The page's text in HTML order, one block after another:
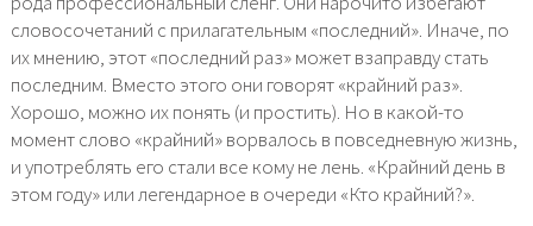
словосочетаний с прилагательным «последний». Иначе, по
их мнению, этот «последний раз» может взаправду стать
последним. Вместо этого они говорят «крайний раз».
Хорошо, можно их понять (и простить). Но в какой-то
момент слово «крайний» ворвалось в повседневную жизнь,
и употреблять его стали все кому не лень. «Крайний день в
этом году» или легендарное в очереди «Кто крайний?».